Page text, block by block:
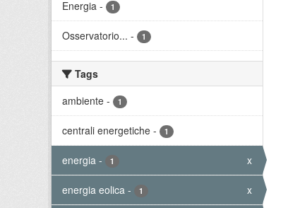
Energia - 1
Osservatorio... - 1
Tags
ambiente - 1
centrali energetiche - 1
energia - 1 x
energia eolica - 1 x